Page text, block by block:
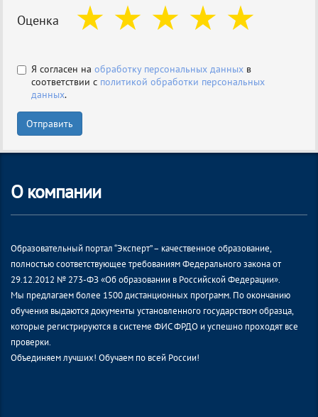
Оценка
Я согласен на обработку персональных данных в
соответствии с политикой обработки персональных
данных.
Отправить
О компании
Образовательный портал “Эксперт” – качественное образование,
полностью соответствующее требованиям Федерального закона от
29.12.2012 № 273-ФЗ «Об образовании в Российской Федерации».
Мы предлагаем более 1500 дистанционных программ. По окончанию
обучения выдаются документы установленного государством образца,
которые регистрируются в системе ФИС ФРДО и успешно проходят все
проверки.
Объединяем лучших! Обучаем по всей России!